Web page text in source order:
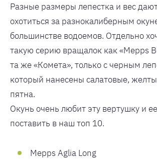
Разные размеры лепестка и вес
охотиться за разнокалиберным
большинстве водоемов. Отдельно
такую серию вращалок как «Mepps
та же «Комета», только с черным
который нанесены салатовые,
пятна.
Окунь очень любит эту вертушку и
поставить в наш топ 10.
Mepps Aglia Long